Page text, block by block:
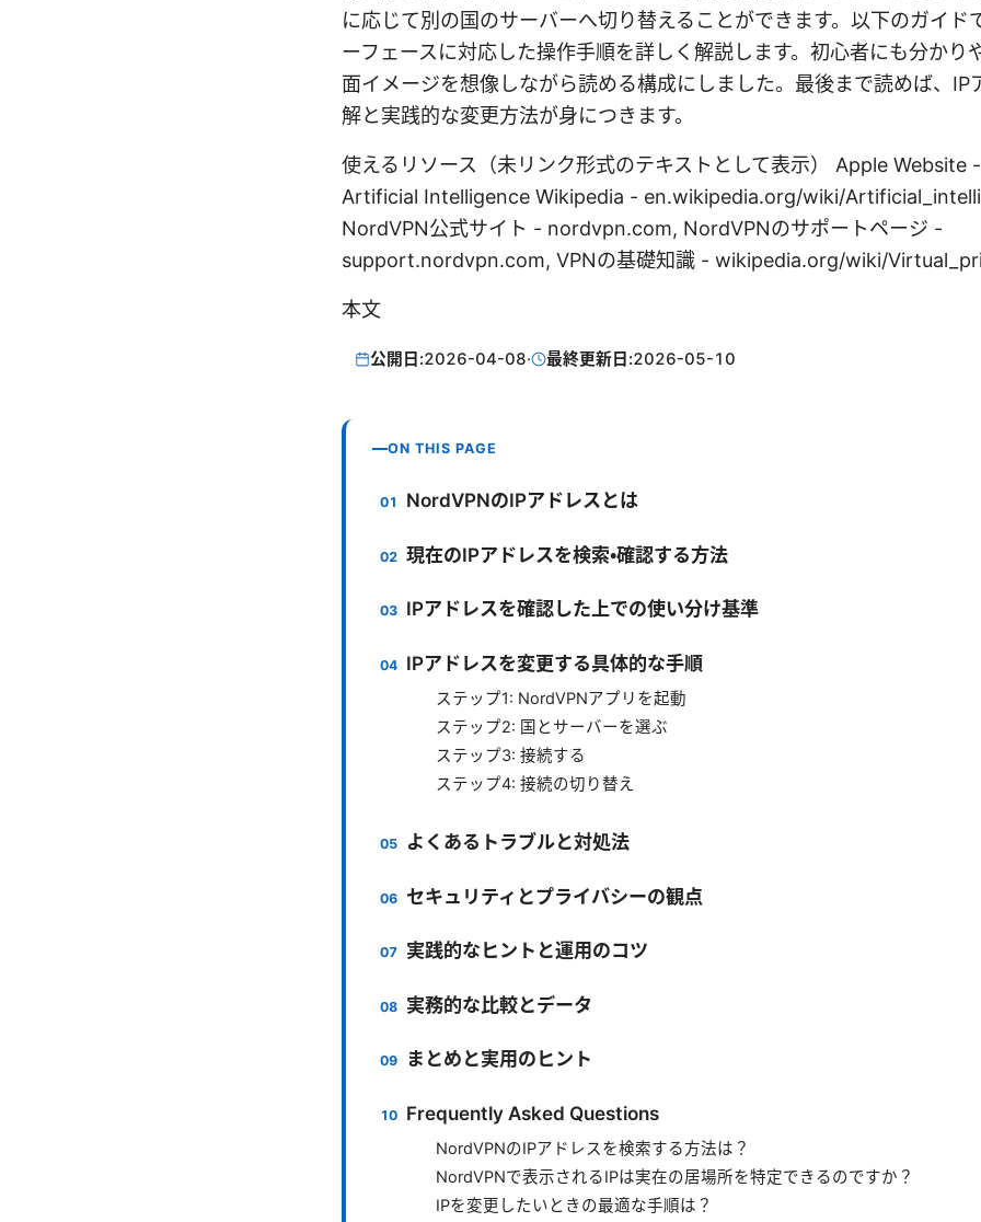
に応じて別の国のサーバーへ切り替えることができます。以下のガイド
ーフェースに対応した操作手順を詳しく解説します。初心者にも分かり
面イメージを想像しながら読める構成にしました。最後まで読めば、IP
解と実践的な変更方法が身につきます。
使えるリソース（未リンク形式のテキストとして表示） Apple Website
Artificial Intelligence Wikipedia - en.wikipedia.org/wiki/
NordVPN公式サイト - nordvpn.com, NordVPNのサポートページ -
support.nordvpn.com, VPNの基礎知識 - wikipedia.org/wiki/
本文
公開日:2026-04-08· 最終更新日:2026-05-10
ON THIS PAGE
NordVPNのIPアドレスとは
現在のIPアドレスを検索・確認する方法
IPアドレスを確認した上での使い分け基準
IPアドレスを変更する具体的な手順
ステップ1: NordVPNアプリを起動
ステップ2: 国とサーバーを選ぶ
ステップ3: 接続する
ステップ4: 接続の切り替え
よくあるトラブルと対処法
セキュリティとプライバシーの観点
実践的なヒントと運用のコツ
実務的な比較とデータ
まとめと実用のヒント
Frequently Asked Questions
NordVPNのIPアドレスを検索する方法は？
NordVPNで表示されるIPは実在の居場所を特定できるのですか？
IPを変更したいときの最適な手順は？